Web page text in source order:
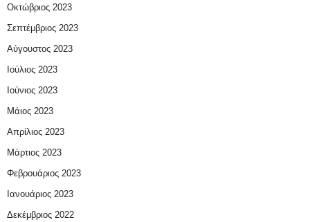
Οκτώβριος 2023
Σεπτέμβριος 2023
Αύγουστος 2023
Ιούλιος 2023
Ιούνιος 2023
Μάιος 2023
Απρίλιος 2023
Μάρτιος 2023
Φεβρουάριος 2023
Ιανουάριος 2023
Δεκέμβριος 2022